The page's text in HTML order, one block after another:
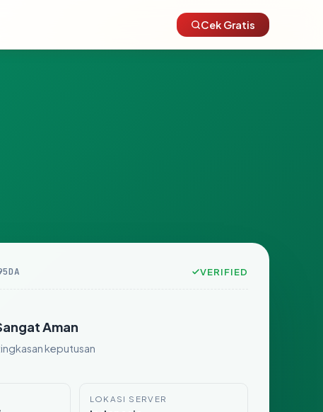
Cek Gratis
VERIFIED
Aman
keputusan
LOKASI SERVER